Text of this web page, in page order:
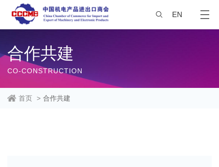
EN
合作共建
CO-CONSTRUCTION
首页 > 合作共建